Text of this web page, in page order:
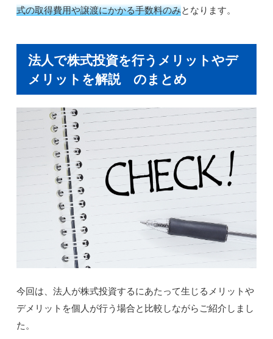
式の取得費用や譲渡にかかる手数料のみとなります。
法人で株式投資を行うメリットやデ
メリットを解説 のまとめ
今回は、法人が株式投資するにあたって生じるメリットや
デメリットを個人が行う場合と比較しながらご紹介しまし
た。